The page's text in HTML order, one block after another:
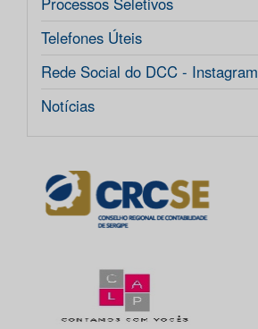
Telefones Úteis
Rede Social do DCC - Instagram
Notícias